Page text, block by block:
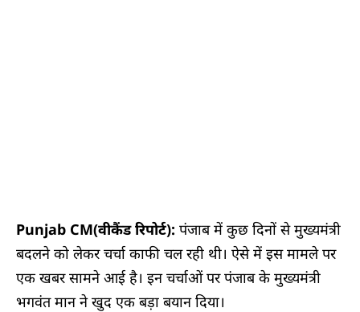
Punjab CM(वीकैंड रिपोर्ट): पंजाब में कुछ दिनों से मुख्यमंत्री
बदलने को लेकर चर्चा काफी चल रही थी। ऐसे में इस मामले पर
एक खबर सामने आई है। इन चर्चाओं पर पंजाब के मुख्यमंत्री
भगवंत मान ने खुद एक बड़ा बयान दिया।